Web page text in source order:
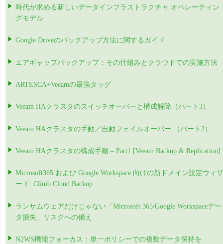
時代が求める新しいデータインフラストラクチャ オペレーティン
グモデル
Google Driveのバックアップ方法に関するガイド
エアギャップバックアップ：その仕組みとクラウドでの実施方法
ARTESCA+Veeamの最強タッグ
Veeam HAクラスタのスイッチオーバーと構成解除（パート3）
Veeam HAクラスタの手動／自動フェイルオーバー （パート2）
Veeam HAクラスタの構成手順 – Part1 [Veeam Backup & Replication]
Microsoft365 および Google Workspace 向けの新ドメイン設定ウィザ
ード: Climb Cloud Backup
ランサムウェアだけじゃない「Microsoft 365/Google Workspaceデー
タ損失」リスクへの備え
N2WS機能フォーカス：単一ポリシーでの複数データ保持を